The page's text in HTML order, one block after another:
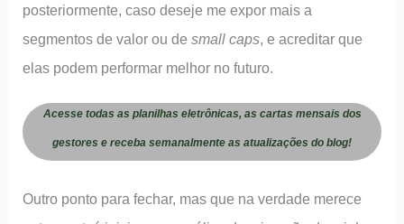
posteriormente, caso deseje me expor mais a
segmentos de valor ou desmall caps, e acreditar que
elas podem performar melhor no futuro.
Acesse todas as planilhas eletrônicas, as cartas mensais dos
gestores e receba semanalmente as atualizações do blog!
Outro ponto para fechar, mas que na verdade merece